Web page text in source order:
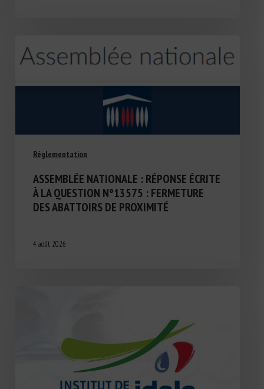
Réglementation
ASSEMBLÉE NATIONALE : RÉPONSE ÉCRITE
À LA QUESTION N°13575 : FERMETURE
DES ABATTOIRS DE PROXIMITÉ
4 août 2026